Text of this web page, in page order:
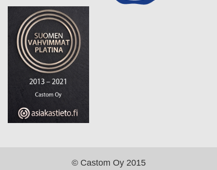
© Castom Oy 2015